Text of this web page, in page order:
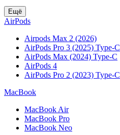
Ещё
AirPods
Airpods Max 2 (2026)
AirPods Pro 3 (2025) Type-C
AirPods Max (2024) Type-C
AirPods 4
AirPods Pro 2 (2023) Type-C
MacBook
MacBook Air
MacBook Pro
MacBook Neo